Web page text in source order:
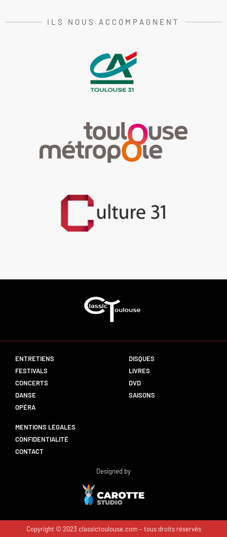
ILS NOUS ACCOMPAGNENT
ENTRETIENS
FESTIVALS
CONCERTS
DANSE
OPÉRA
DISQUES
LIVRES
DVD
SAISONS
MENTIONS LÉGALES
CONFIDENTIALITÉ
CONTACT
Designed by
Copyright © 2023 classictoulouse.com – tous droits réservés